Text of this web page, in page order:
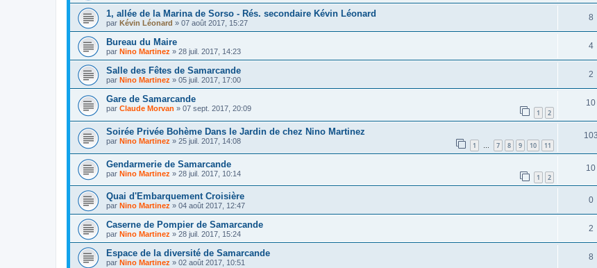
1, allée de la Marina de Sorso - Rés. secondaire Kévin Léonard
par Kévin Léonard » 07 août 2017, 15:27
8
Bureau du Maire
par Nino Martinez » 28 juil. 2017, 14:23
4
Salle des Fêtes de Samarcande
par Nino Martinez » 05 juil. 2017, 17:00
2
Gare de Samarcande
par Claude Morvan » 07 sept. 2017, 20:09 1 2
10
Soirée Privée Bohème Dans le Jardin de chez Nino Martinez
par Nino Martinez » 25 juil. 2017, 14:08 1 … 7 8 9 10 11
103
Gendarmerie de Samarcande
par Nino Martinez » 28 juil. 2017, 10:14 1 2
10
Quai d'Embarquement Croisière
par Nino Martinez » 04 août 2017, 12:47
0
Caserne de Pompier de Samarcande
par Nino Martinez » 28 juil. 2017, 15:24
2
Espace de la diversité de Samarcande
par Nino Martinez » 02 août 2017, 10:51
8